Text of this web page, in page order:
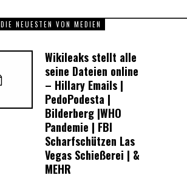
DIE NEUESTEN VON MEDIEN
Wikileaks stellt alle
seine Dateien online
– Hillary Emails |
PedoPodesta |
Bilderberg |WHO
Pandemie | FBI
Scharfschützen Las
Vegas Schießerei | &
MEHR